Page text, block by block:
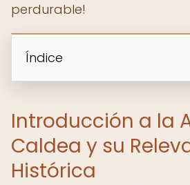
perdurable!
Índice
Introducción a la
Caldea y su
Histórica